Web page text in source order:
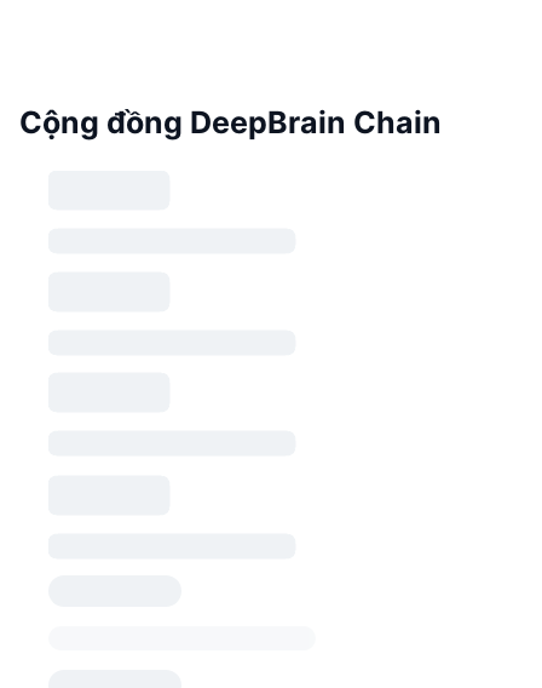
Cộng đồng DeepBrain Chain